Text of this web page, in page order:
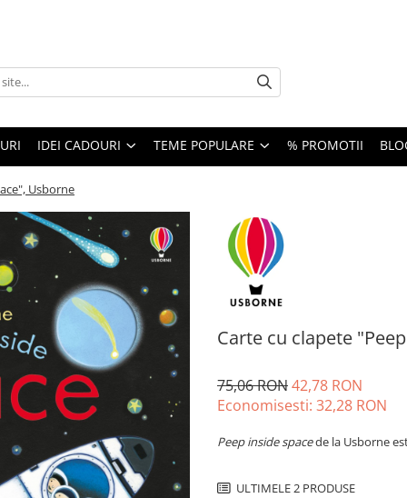
IDEI CADOURI TEME POPULARE % PROMOTII
Usborne
Carte cu clapete
75,06 RON42,78 RON
Economisesti: 32,28 RON
Peep inside spacede la Usborne
ULTIMELE 2 PRODUSE